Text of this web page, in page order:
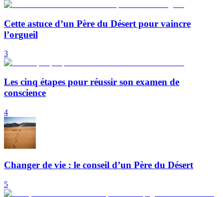
Cette astuce d’un Père du Désert pour vaincre
l’orgueil
3
Les cinq étapes pour réussir son examen de
conscience
4
Changer de vie : le conseil d’un Père du Désert
5